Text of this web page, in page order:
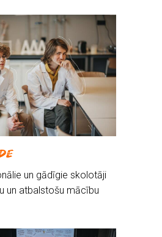
un gādīgie skolotāji
un atbalstošu mācību